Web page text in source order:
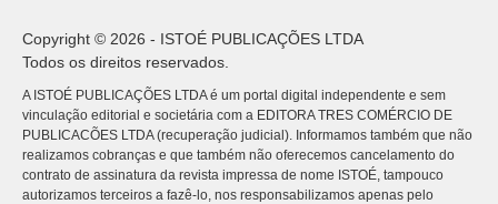
Copyright © 2026 - ISTOÉ PUBLICAÇÕES LTDA
Todos os direitos reservados.
A ISTOÉ PUBLICAÇÕES LTDA é um portal digital independente e sem
vinculação editorial e societária com a EDITORA TRES COMÉRCIO DE
PUBLICACÕES LTDA (recuperação judicial). Informamos também que não
realizamos cobranças e que também não oferecemos cancelamento do
contrato de assinatura da revista impressa de nome ISTOÉ, tampouco
autorizamos terceiros a fazê-lo, nos responsabilizamos apenas pelo